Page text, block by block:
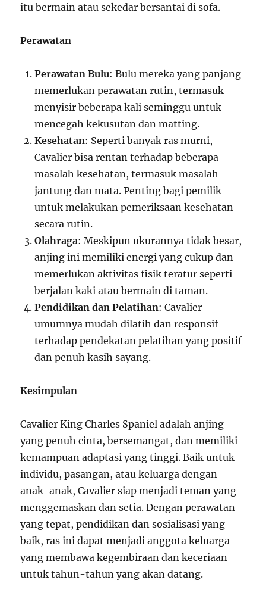
itu bermain atau sekedar bersantai di sofa.
Perawatan
Perawatan Bulu: Bulu mereka yang panjang
memerlukan perawatan rutin, termasuk
menyisir beberapa kali seminggu untuk
mencegah kekusutan dan matting.
Kesehatan: Seperti banyak ras murni,
Cavalier bisa rentan terhadap beberapa
masalah kesehatan, termasuk masalah
jantung dan mata. Penting bagi pemilik
untuk melakukan pemeriksaan kesehatan
secara rutin.
Olahraga: Meskipun ukurannya tidak besar,
anjing ini memiliki energi yang cukup dan
memerlukan aktivitas fisik teratur seperti
berjalan kaki atau bermain di taman.
Pendidikan dan Pelatihan: Cavalier
umumnya mudah dilatih dan responsif
terhadap pendekatan pelatihan yang positif
dan penuh kasih sayang.
Kesimpulan
Cavalier King Charles Spaniel adalah anjing
yang penuh cinta, bersemangat, dan memiliki
kemampuan adaptasi yang tinggi. Baik untuk
individu, pasangan, atau keluarga dengan
anak-anak, Cavalier siap menjadi teman yang
menggemaskan dan setia. Dengan perawatan
yang tepat, pendidikan dan sosialisasi yang
baik, ras ini dapat menjadi anggota keluarga
yang membawa kegembiraan dan keceriaan
untuk tahun-tahun yang akan datang.